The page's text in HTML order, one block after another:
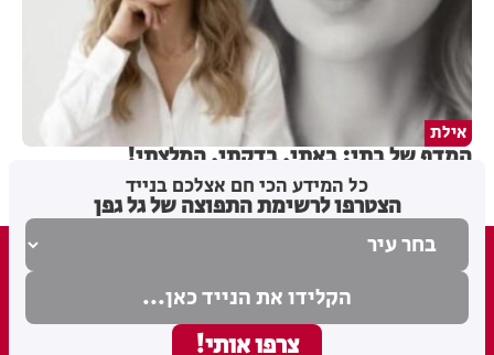
אילת
המדף של בתי: באתי, בדקתי, המלצתי!
כל המידע הכי חם אצלכם בנייד
הצטרפו לרשימת התפוצה של גל גפן